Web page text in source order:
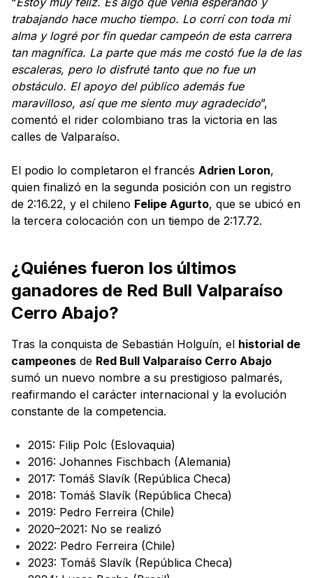
trabajando hace mucho tiempo. Lo corrí con toda mi
alma y logré por fin quedar campeón de esta carrera
tan magnífica. La parte que más me costó fue la de las
escaleras, pero lo disfruté tanto que no fue un
obstáculo. El apoyo del público además fue
maravilloso, así que me siento muy agradecido”,
comentó el rider colombiano tras la victoria en las
calles de Valparaíso.
El podio lo completaron el francés Adrien Loron,
quien finalizó en la segunda posición con un registro
de 2:16.22, y el chileno Felipe Agurto, que se ubicó en
la tercera colocación con un tiempo de 2:17.72.
¿Quiénes fueron los últimos
ganadores de Red Bull Valparaíso
Cerro Abajo?
Tras la conquista de Sebastián Holguín, el historial de
campeones de Red Bull Valparaíso Cerro Abajo
sumó un nuevo nombre a su prestigioso palmarés,
reafirmando el carácter internacional y la evolución
constante de la competencia.
2015: Filip Polc (Eslovaquia)
2016: Johannes Fischbach (Alemania)
2017: Tomáš Slavík (República Checa)
2018: Tomáš Slavík (República Checa)
2019: Pedro Ferreira (Chile)
2020–2021: No se realizó
2022: Pedro Ferreira (Chile)
2023: Tomáš Slavík (República Checa)